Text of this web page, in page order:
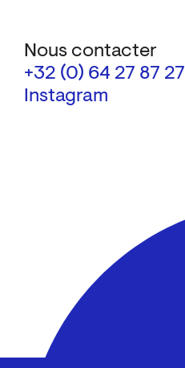
Nous contacter
+32 (0) 64 27 87 27
Instagram